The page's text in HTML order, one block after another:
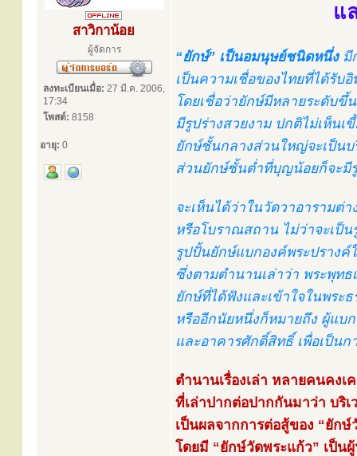
สาวิกาน้อย
ผู้จัดการ
ลงทะเบียนเมื่อ: 27 มี.ค. 2006,
17:34
โพสต์: 8158
อายุ: 0
แ
“ยักษ์” เป็นอมนุษย์ชนิดหนึ่งมี
เป็นความเชื่อของไทยที่ได้รั
โดยเชื่อว่ายักษ์มีหลายระดับ
มีรูปร่างสวยงาม ปกติไม่เห็นเ
ยักษ์ชั้นกลางส่วนใหญ่จะเป็น
ส่วนยักษ์ชั้นต่ำที่บุญน้อยก็จะมี
จะเห็นได้ว่าในวัดวาอารามต่
หรือโบราณสถาน ไม่ว่าจะเป็
รูปปั้นยักษ์แบกองค์พระปรางค์
ซึ่งตามตำนานเล่าว่า พระพุท
ยักษ์ที่ได้ฟังและเข้าใจในพระ
หรืออีกนัยหนึ่งก็หมายถึง ผู้แบ
และอาคารศักดิ์สิทธิ์ เพื่อเป็น
ตำนานเรื่องเล่า หลายคนคง
ที่เล่าปากต่อปากกันมาว่า บริ
เป็นผลจากการต่อสู้ของ “ยัก
โดยมี “ยักษ์วัดพระแก้ว” เป็น